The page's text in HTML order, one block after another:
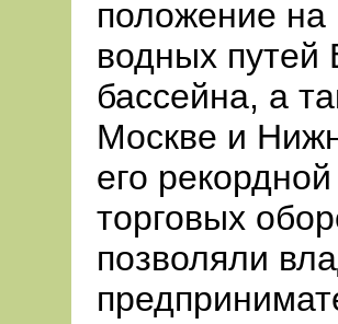
положение на
водных путей
бассейна, а
Москве и
его
торговых
позволяли